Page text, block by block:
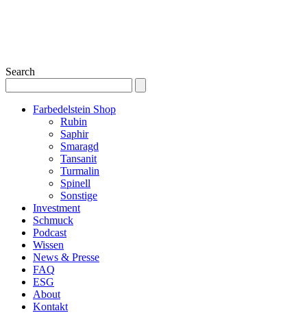
Search
Farbedelstein Shop
Rubin
Saphir
Smaragd
Tansanit
Turmalin
Spinell
Sonstige
Investment
Schmuck
Podcast
Wissen
News & Presse
FAQ
ESG
About
Kontakt